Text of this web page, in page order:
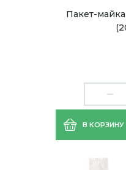
Пакет-
В КОРЗИНУ